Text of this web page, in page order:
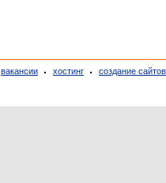
вакансии хостинг создание сайтов